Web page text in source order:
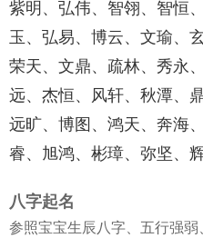
紫明、弘伟、智翎、智恒
玉、弘易、博云、文瑜、
荣天、文鼎、疏林、秀永
远、杰恒、风轩、秋潭、
远旷、博图、鸿天、奔海
睿、旭鸿、彬璋、弥坚、
八字起名
参照宝宝生辰八字、五行强